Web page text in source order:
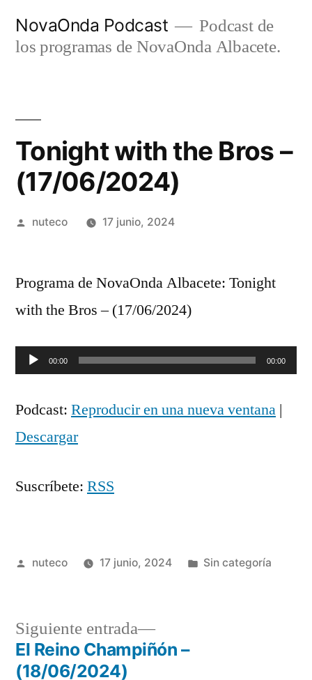
NovaOnda Podcast
Podcast de
los programas de NovaOnda Albacete.
Tonight with the Bros –
(17/06/2024)
Publicada
nuteco 17 junio, 2024
Programa de NovaOnda Albacete: Tonight
with the Bros – (17/06/2024)
Reproductor
audio
00:00 00:00
Podcast: Reproducir en una nueva ventana |
Descargar
Suscríbete: RSS
Publicada
nuteco 17 junio, 2024
Publicada
Sin categoría
Navegación
Siguiente entrada
Siguiente
entrada:
El Reino Champiñón –
(18/06/2024)